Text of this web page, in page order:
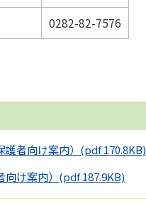
0282-82-7576
者向け案内） (pdf 170.8KB)
け案内） (pdf 187.9KB)